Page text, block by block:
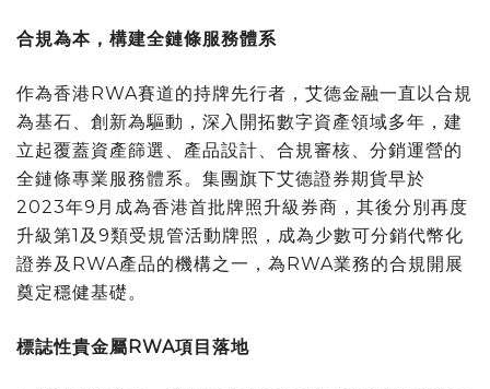
合規為本，構建全鏈條服務體系
作為香港RWA賽道的持牌先行者，艾德金融一直以合規
為基石、創新為驅動，深入開拓數字資產領域多年，建
立起覆蓋資產篩選、產品設計、合規審核、分銷運營的
全鏈條專業服務體系。集團旗下艾德證券期貨早於
2023年9月成為香港首批牌照升級券商，其後分別再度
升級第1及9類受規管活動牌照，成為少數可分銷代幣化
證券及RWA產品的機構之一，為RWA業務的合規開展
奠定穩健基礎。
標誌性貴金屬RWA項目落地